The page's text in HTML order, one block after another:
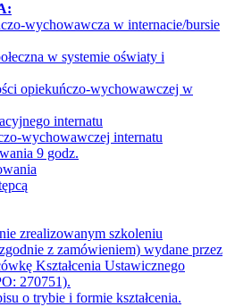
wychowawcza w internacie/bursie
w systemie oświaty i
opiekuńczo-wychowawczej w
internatu
wychowawczej internatu
9 godz.
zrealizowanym szkoleniu
z zamówieniem) wydane przez
Kształcenia Ustawicznego
270751).
o trybie i formie kształcenia.